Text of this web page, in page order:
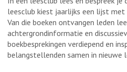
leesclub kiest jaarlijks een lijst met
Van die boeken ontvangen leden
achtergrondinformatie en
boekbesprekingen verdiepend en
belangstellenden samen in nieuwe